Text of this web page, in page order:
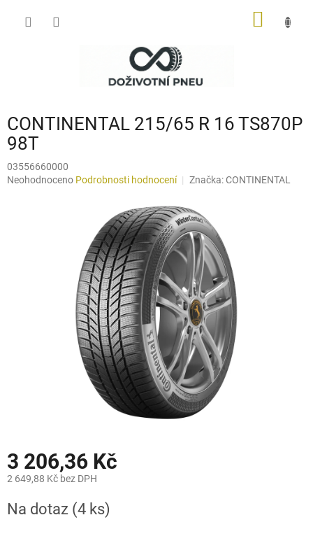
CONTINENTAL 215/65 R 16 TS870P
98T
03556660000
Průměrné
Neohodnoceno Podrobnosti hodnocení Značka:CONTINENTAL
3 206,36 Kč
2 649,88 Kč bez DPH
cena:
Na dotaz (4 ks)